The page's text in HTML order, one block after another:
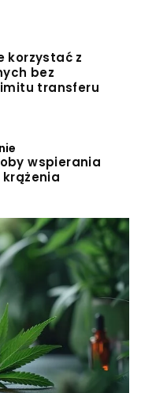
korzystać z
bez
transferu
wspierania
krążenia